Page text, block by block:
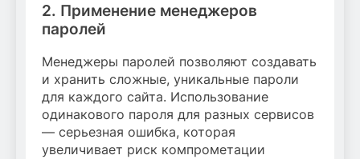
2. Применение менеджеров
паролей
Менеджеры паролей позволяют создавать
и хранить сложные, уникальные пароли
для каждого сайта. Использование
одинакового пароля для разных сервисов
— серьезная ошибка, которая
увеличивает риск компрометации